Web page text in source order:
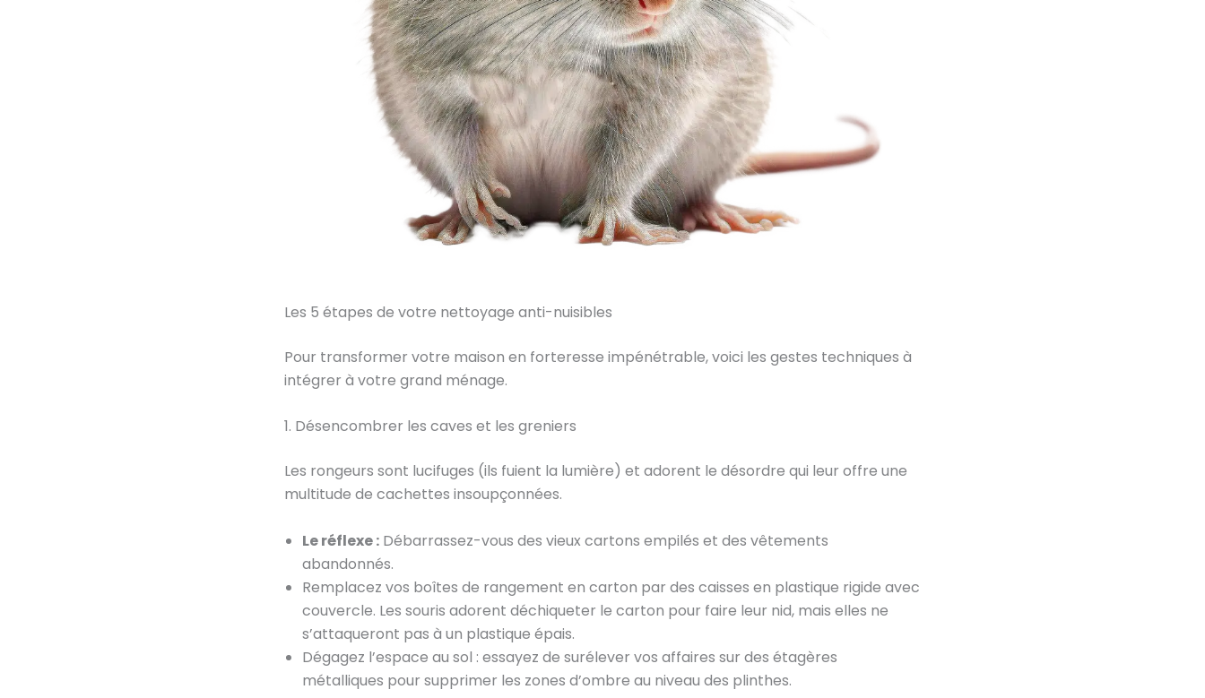
Les 5 étapes de votre nettoyage anti-nuisibles
Pour transformer votre maison en forteresse impénétrable, voici les gestes techniques à
intégrer à votre grand ménage.
1. Désencombrer les caves et les greniers
Les rongeurs sont lucifuges (ils fuient la lumière) et adorent le désordre qui leur offre une
multitude de cachettes insoupçonnées.
Le réflexe : Débarrassez-vous des vieux cartons empilés et des vêtements
abandonnés.
Remplacez vos boîtes de rangement en carton par des caisses en plastique rigide avec
couvercle. Les souris adorent déchiqueter le carton pour faire leur nid, mais elles ne
s’attaqueront pas à un plastique épais.
Dégagez l’espace au sol : essayez de surélever vos affaires sur des étagères
métalliques pour supprimer les zones d’ombre au niveau des plinthes.